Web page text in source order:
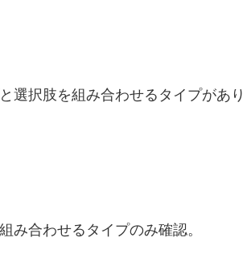
選択肢を組み合わせるタイプがあり
み合わせるタイプのみ確認。